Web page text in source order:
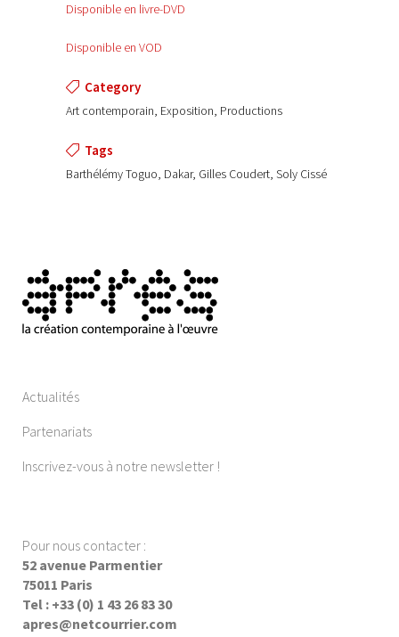
Disponible en livre-DVD
Disponible en VOD
Category
Art contemporain, Exposition, Productions
Tags
Barthélémy Toguo, Dakar, Gilles Coudert, Soly Cissé
Actualités
Partenariats
Inscrivez-vous à notre newsletter !
Pour nous contacter :
52 avenue Parmentier
75011 Paris
Tel : +33 (0) 1 43 26 83 30
apres@netcourrier.com